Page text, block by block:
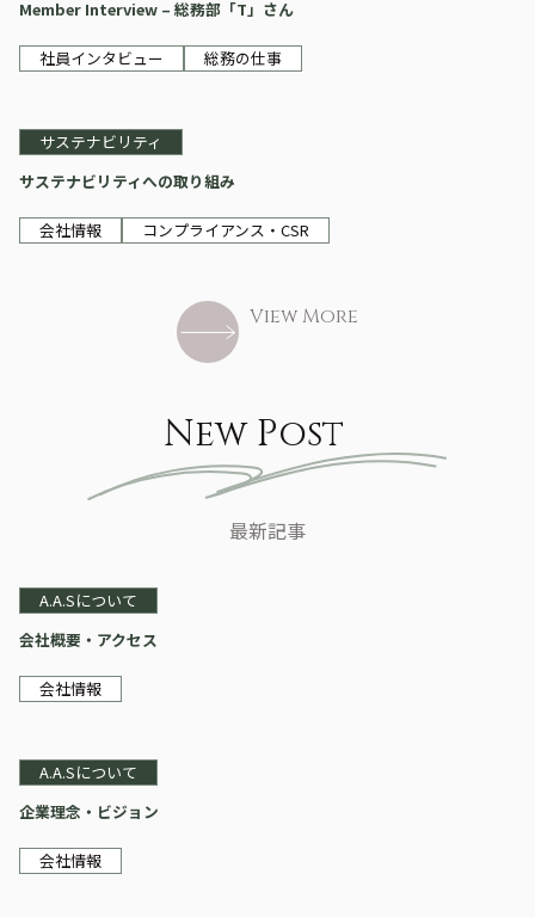
Member Interview – 総務部「T」さん
社員インタビュー 総務の仕事
サステナビリティ
サステナビリティへの取り組み
会社情報 コンプライアンス・CSR
View More
New Post
最新記事
A.A.Sについて
会社概要・アクセス
会社情報
A.A.Sについて
企業理念・ビジョン
会社情報